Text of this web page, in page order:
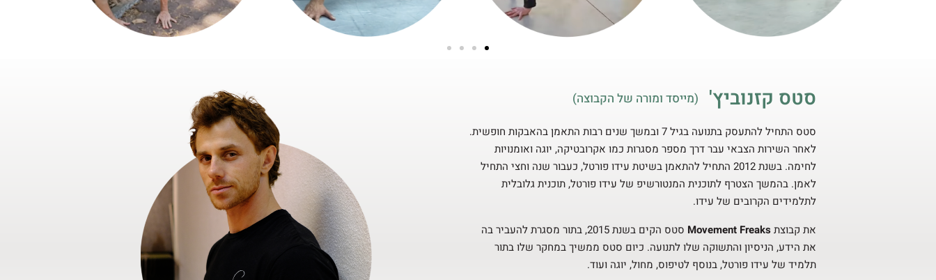
סטס קזנוביץ' (מייסד ומורה של הקבוצה)
סטס התחיל להתעסק בתנועה בגיל 7 ובמשך שנים רבות התאמן בהאבקות חופשית.
לאחר השירות הצבאי עבר דרך מספר מסגרות כמו אקרובטיקה, יוגה ואומנויות
לחימה. בשנת 2012 התחיל להתאמן בשיטת עידו פורטל, כעבור שנה וחצי התחיל
לאמן. בהמשך הצטרף לתוכנית המנטורשיפ של עידו פורטל, תוכנית גלובלית
לתלמידים הקרובים של עידו.
את קבוצתMovement Freaks
סטס הקים בשנת 2015, בתור מסגרת להעביר בה
את הידע, הניסיון והתשוקה שלו לתנועה. כיום סטס ממשיך במחקר שלו בתור
תלמיד של עידו פורטל, בנוסף לטיפוס, מחול, יוגה ועוד.